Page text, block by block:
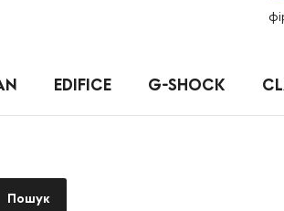
EDIFICE G-SHOCK
Пошук